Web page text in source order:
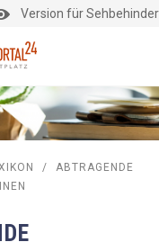
Version für
/
ABTRAGENDE